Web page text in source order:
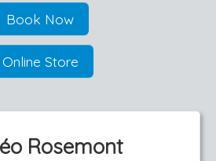
Book Now
Online Store
Rosemont